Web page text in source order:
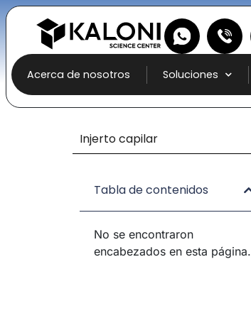
Acerca de nosotros Soluciones
Injerto capilar
Tabla de contenidos
No se encontraron
encabezados en esta página.